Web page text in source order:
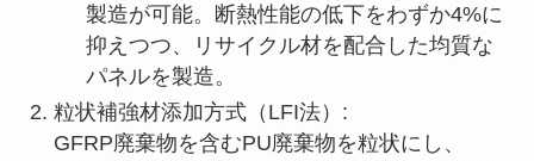
製造が可能。断熱性能の低下をわずか4%に
抑えつつ、リサイクル材を配合した均質な
パネルを製造。
粒状補強材添加方式（LFI法）:
GFRP廃棄物を含むPU廃棄物を粒状にし、